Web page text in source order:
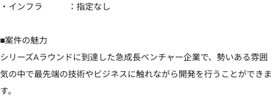
・インフラ　　　：指定なし
■案件の魅力
シリーズAラウンドに到達した急成長ベンチャー企業で、勢いある雰囲
気の中で最先端の技術やビジネスに触れながら開発を行うことができま
す。